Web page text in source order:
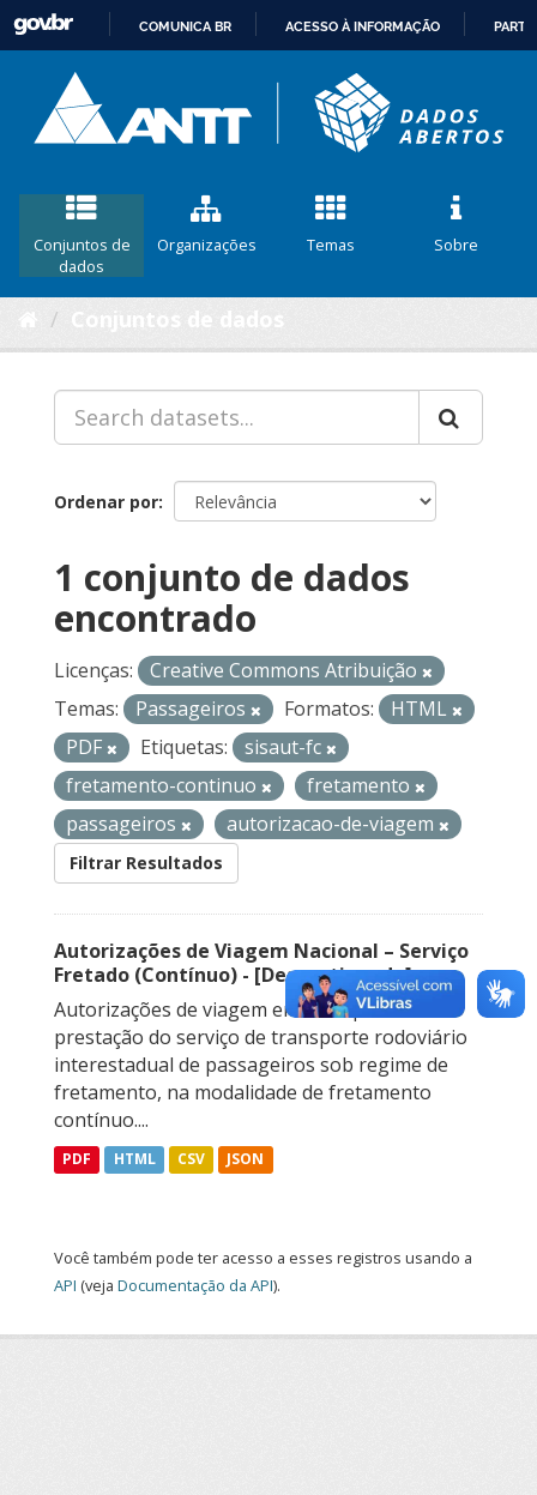
CONTEÚDO
COMUNICA BR ACESSO À INFORMAÇÃO
Conjuntos de
dados
Organizações Temas Sobre
Ordenar por
1 conjunto de dados
encontrado
Licenças:
Creative Commons Atribuição
Temas:
Passageiros Formatos:
HTML
PDF
Etiquetas:
sisaut-fc
fretamento-continuo
fretamento
passageiros
autorizacao-de-viagem
Filtrar Resultados
Autorizações de Viagem Nacional – Serviço
Fretado (Contínuo) - [Descontinuado]
Autorizações de viagem emitidas para a
prestação do serviço de transporte rodoviário
interestadual de passageiros sob regime de
fretamento, na modalidade de fretamento
contínuo....
PDF HTML CSV JSON
Você também pode ter acesso a esses registros usando a
API (veja Documentação da API).